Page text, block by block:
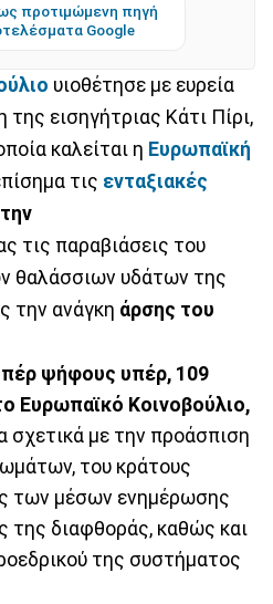
προτιμώμενη πηγή
Google
υιοθέτησε με ευρεία
εισηγήτριας Κάτι Πίρι,
καλείται η Ευρωπαϊκή
τις ενταξιακές
τις παραβιάσεις του
θαλάσσιων υδάτων της
την ανάγκη άρσης του
ψήφους υπέρ, 109
Ευρωπαϊκό Κοινοβούλιο,
σχετικά με την προάσπιση
του κράτους
των μέσων ενημέρωσης
της διαφθοράς, καθώς και
της συστήματος